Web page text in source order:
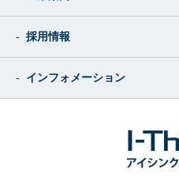
採用情報
インフォメーション